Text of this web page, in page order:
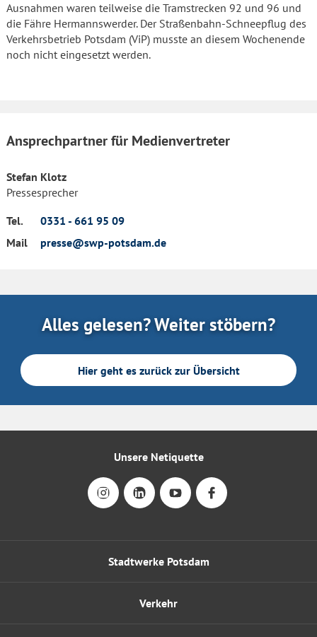
Ausnahmen waren teilweise die Tramstrecken 92 und 96 und
die Fähre Hermannswerder. Der Straßenbahn-Schneepflug des
Verkehrsbetrieb Potsdam (ViP) musste an diesem Wochenende
noch nicht eingesetzt werden.
Ansprechpartner für Medienvertreter
Stefan Klotz
Pressesprecher
Tel.
0331 - 661 95 09
Mail
presse@swp-potsdam.de
Alles gelesen? Weiter stöbern?
Hier geht es zurück zur Übersicht
Stadtwerke Potsdam
Verkehr
Unsere Netiquette